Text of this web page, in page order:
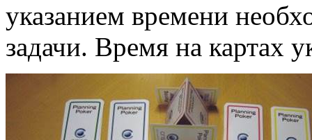
указанием времени
задачи. Время на картах